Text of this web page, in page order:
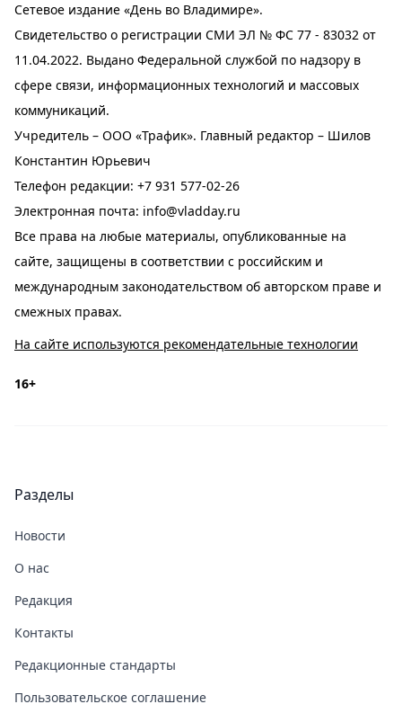
Сетевое издание «День во Владимире».
Свидетельство о регистрации СМИ ЭЛ № ФС 77 - 83032 от
11.04.2022. Выдано Федеральной службой по надзору в
сфере связи, информационных технологий и массовых
коммуникаций.
Учредитель – ООО «Трафик». Главный редактор – Шилов
Константин Юрьевич
Телефон редакции: +7 931 577-02-26
Электронная почта: info@vladday.ru
Все права на любые материалы, опубликованные на
сайте, защищены в соответствии с российским и
международным законодательством об авторском праве и
смежных правах.
На сайте используются рекомендательные технологии
16+
Разделы
Новости
О нас
Редакция
Контакты
Редакционные стандарты
Пользовательское соглашение